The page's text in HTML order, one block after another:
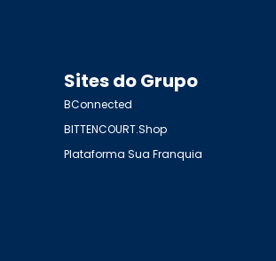
Sites do Grupo
BConnected
BITTENCOURT.Shop
Plataforma Sua Franquia